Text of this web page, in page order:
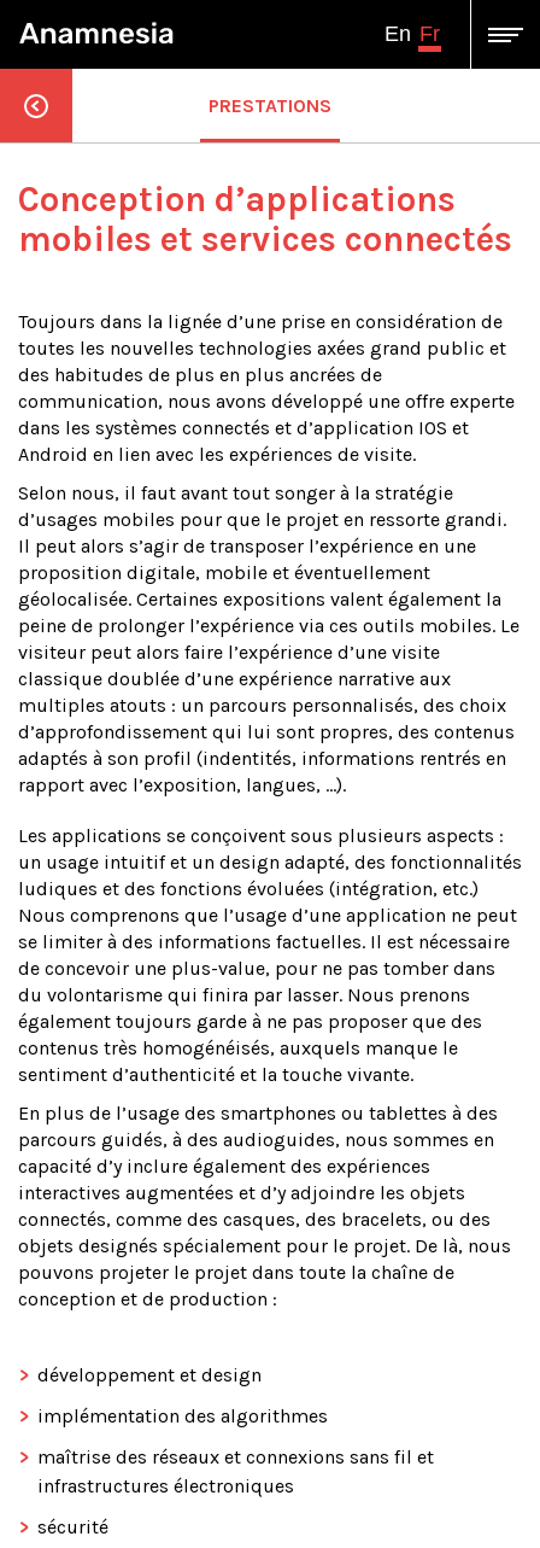
En Fr
PRESTATIONS
Conception d’applications
mobiles et services connectés
Toujours dans la lignée d’une prise en considération de
toutes les nouvelles technologies axées grand public et
des habitudes de plus en plus ancrées de
communication, nous avons développé une offre experte
dans les systèmes connectés et d’application IOS et
Android en lien avec les expériences de visite.
Selon nous, il faut avant tout songer à la stratégie
d’usages mobiles pour que le projet en ressorte grandi.
Il peut alors s’agir de transposer l’expérience en une
proposition digitale, mobile et éventuellement
géolocalisée. Certaines expositions valent également la
peine de prolonger l’expérience via ces outils mobiles. Le
visiteur peut alors faire l’expérience d’une visite
classique doublée d’une expérience narrative aux
multiples atouts : un parcours personnalisés, des choix
d’approfondissement qui lui sont propres, des contenus
adaptés à son profil (indentités, informations rentrés en
rapport avec l’exposition, langues, …).
Les applications se conçoivent sous plusieurs aspects :
un usage intuitif et un design adapté, des fonctionnalités
ludiques et des fonctions évoluées (intégration, etc.)
Nous comprenons que l’usage d’une application ne peut
se limiter à des informations factuelles. Il est nécessaire
de concevoir une plus-value, pour ne pas tomber dans
du volontarisme qui finira par lasser. Nous prenons
également toujours garde à ne pas proposer que des
contenus très homogénéisés, auxquels manque le
sentiment d’authenticité et la touche vivante.
En plus de l’usage des smartphones ou tablettes à des
parcours guidés, à des audioguides, nous sommes en
capacité d’y inclure également des expériences
interactives augmentées et d’y adjoindre les objets
connectés, comme des casques, des bracelets, ou des
objets designés spécialement pour le projet. De là, nous
pouvons projeter le projet dans toute la chaîne de
conception et de production :
développement et design
implémentation des algorithmes
maîtrise des réseaux et connexions sans fil et
infrastructures électroniques
sécurité